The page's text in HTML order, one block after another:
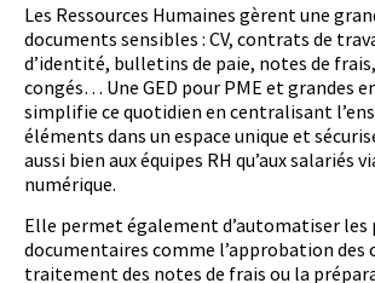
Les Ressources Humaines gèrent une
documents sensibles : CV, contrats de
d’identité, bulletins de paie, notes de
congés… Une GED pour PME et grandes
simplifie ce quotidien en centralisant
éléments dans un espace unique et
aussi bien aux équipes RH qu’aux salariés
numérique.
Elle permet également d’automatiser les
documentaires comme l’approbation des
traitement des notes de frais ou la